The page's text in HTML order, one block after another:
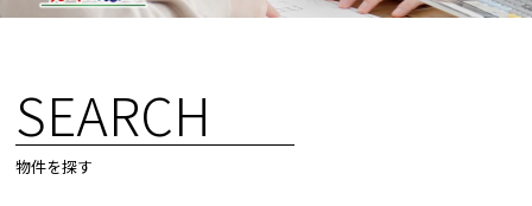
SEARCH
物件を探す